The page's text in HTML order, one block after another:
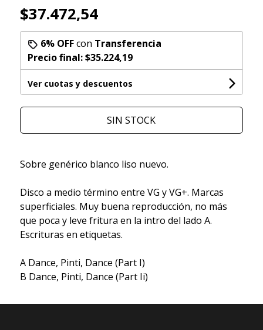
$37.472,54
6% OFFcon Transferencia
Precio final:$35.224,19
Ver cuotas y descuentos
SIN STOCK
Sobre genérico blanco liso nuevo.
Disco a medio término entre VG y VG+. Marcas
superficiales. Muy buena reproducción, no más
que poca y leve fritura en la intro del lado A.
Escrituras en etiquetas.
A Dance, Pinti, Dance (Part I)
B Dance, Pinti, Dance (Part Ii)